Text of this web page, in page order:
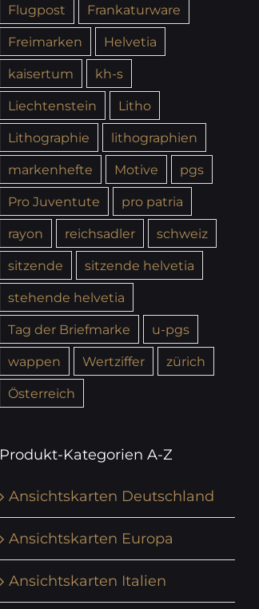
Flugpost
Frankaturware
Freimarken
Helvetia
kaisertum
kh-s
Liechtenstein
Litho
Lithographie
lithographien
markenhefte
Motive
pgs
Pro Juventute
pro patria
rayon
reichsadler
schweiz
sitzende
sitzende helvetia
stehende helvetia
Tag der Briefmarke
u-pgs
wappen
Wertziffer
zürich
Österreich
Produkt-Kategorien A-Z
Ansichtskarten Deutschland
Ansichtskarten Europa
Ansichtskarten Italien